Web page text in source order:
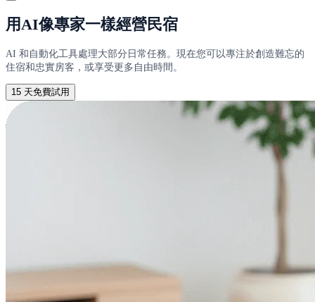
用AI像專家一樣經營民宿
AI 和自動化工具處理大部分日常任務。現在您可以專注於創造難忘的
住宿和忠實房客，或享受更多自由時間。
15 天免費試用